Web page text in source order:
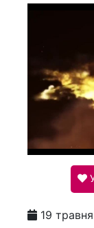
19